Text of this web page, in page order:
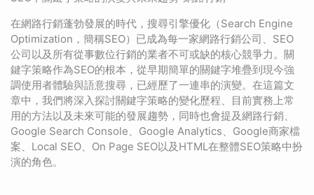
在網路行銷蓬勃發展的時代，搜尋引擎優化（Search Engine
Optimization，簡稱SEO）已成為每一家網路行銷公司、SEO
公司以及所有從事數位行銷的業者不可或缺的核心競爭力。關
鍵字策略作為SEO的根本，從早期簡單的關鍵字堆疊到現今強
調使用者體驗與語意搜尋，已經歷了一連串的演變。在這篇文
章中，我們將深入探討關鍵字策略的變化歷程、目前實務上常
用的方法以及未來可能的發展趨勢，同時也會提及網路行銷、
Google Search Console、Google Analytics、Google商家檔
案、Local SEO、On Page SEO以及HTML在整體SEO策略中扮
演的角色。